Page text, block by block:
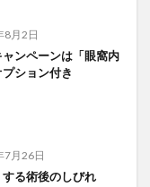
8月2日
ャンペーンは「眼窩内
ション付き
7月26日
る術後のしびれ